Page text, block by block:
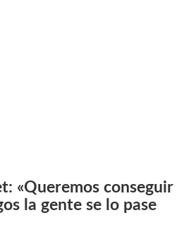
«Queremos conseguir
la gente se lo pase